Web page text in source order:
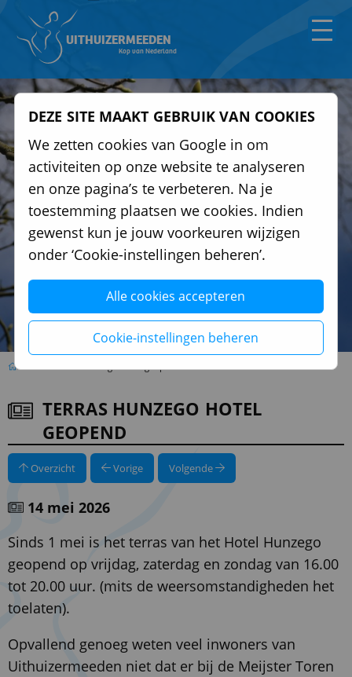
Kop van Nederland
UITHUIZERMEEDEN
Terras Hunzego Hotel geopend
TERRAS HUNZEGO HOTEL
GEOPEND
Overzicht Vorige Volgende
14 mei 2026
Sinds 1 mei is het terras van het Hotel Hunzego
geopend op vrijdag, zaterdag en zondag van 16.00
tot 20.00 uur. (mits de weersomstandigheden het
toelaten).
Opvallend genoeg weten veel inwoners van
Uithuizermeeden niet dat er bij de Meijster Toren
DEZE SITE MAAKT GEBRUIK VAN COOKIES
We zetten cookies van Google in om
activiteiten op onze website te analyseren
en onze pagina’s te verbeteren. Na je
toestemming plaatsen we cookies. Indien
gewenst kun je jouw voorkeuren wijzigen
onder ‘Cookie-instellingen beheren’.
Alle cookies accepteren
Cookie-instellingen beheren